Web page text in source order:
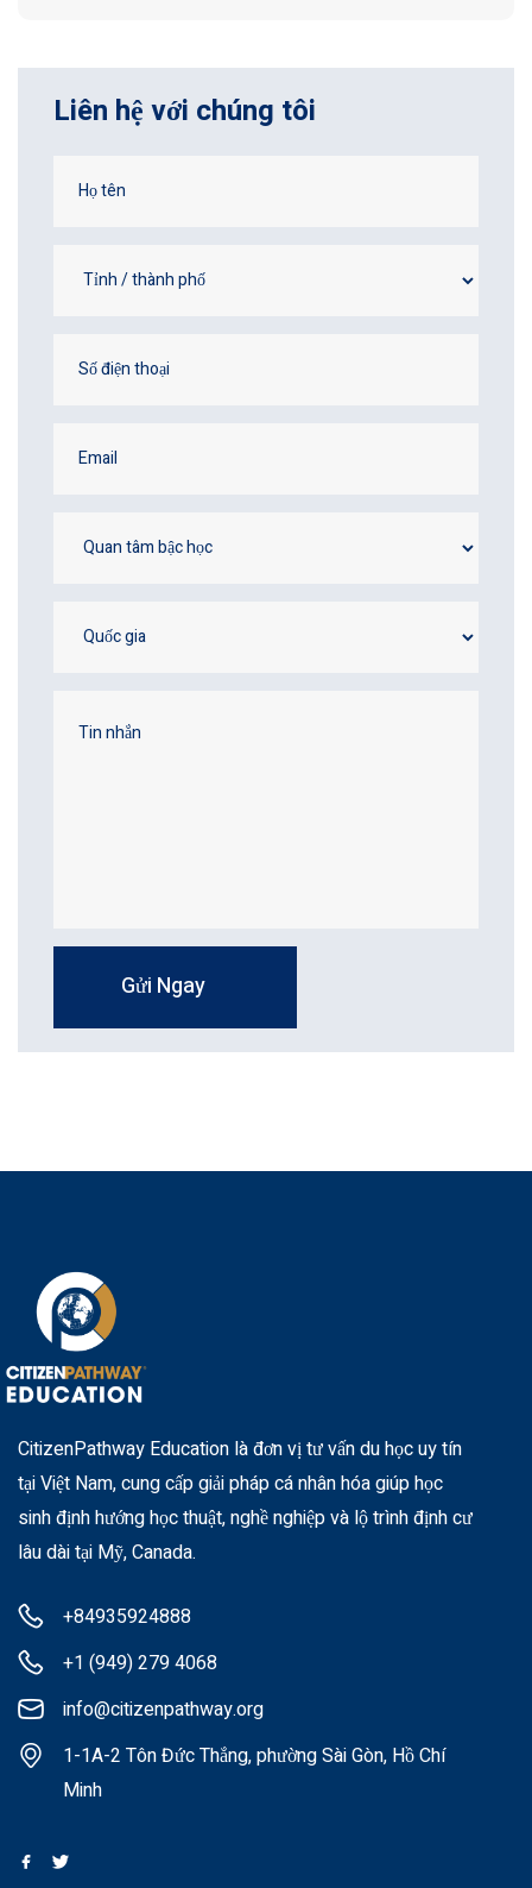
Liên hệ với chúng tôi
Gửi Ngay
CitizenPathway Education là đơn vị tư vấn du học uy tín
tại Việt Nam, cung cấp giải pháp cá nhân hóa giúp học
sinh định hướng học thuật, nghề nghiệp và lộ trình định cư
lâu dài tại Mỹ, Canada.
+84935924888
+1 (949) 279 4068
info@citizenpathway.org
1-1A-2 Tôn Đức Thắng, phường Sài Gòn, Hồ Chí
Minh